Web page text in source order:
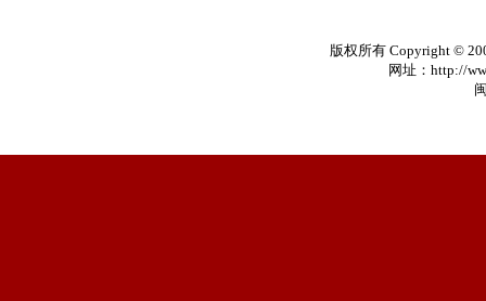
版权所有 Copyright ©
网址：http://